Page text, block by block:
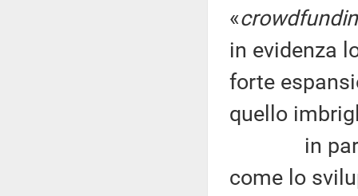
«
in evidenza
forte
quello
in
come lo